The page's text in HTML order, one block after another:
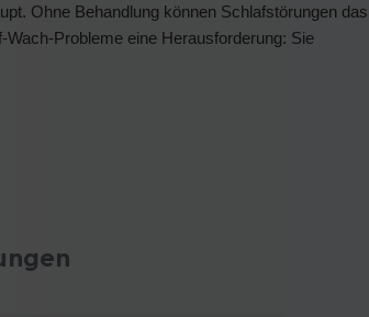
Ohne Behandlung können Schlafstörungen das
Probleme eine Herausforderung: Sie